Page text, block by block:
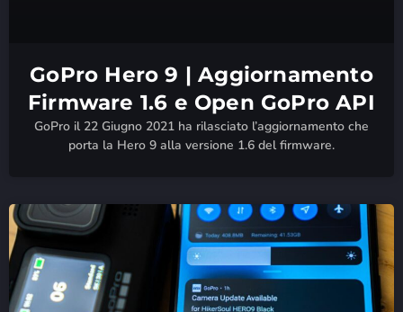
GoPro Hero 9 | Aggiornamento
Firmware 1.6 e Open GoPro API
GoPro il 22 Giugno 2021 ha rilasciato l’aggiornamento che
porta la Hero 9 alla versione 1.6 del firmware.